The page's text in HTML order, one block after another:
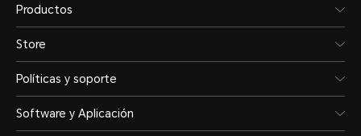
Productos
Store
Políticas y soporte
Software y Aplicación